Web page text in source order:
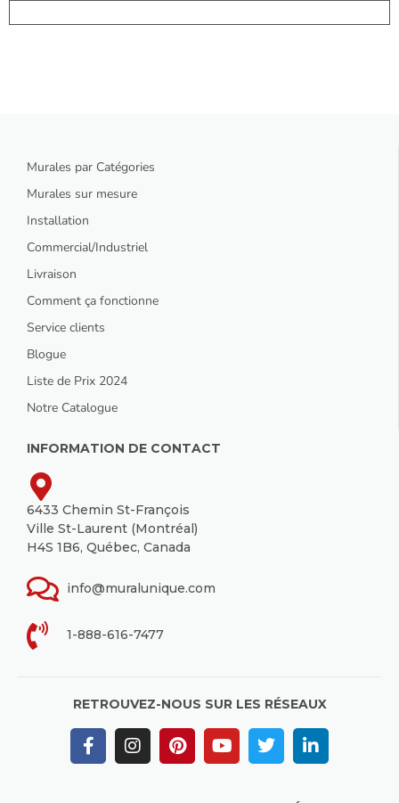
Murales par Catégories
Murales sur mesure
Installation
Commercial/Industriel
Livraison
Comment ça fonctionne
Service clients
Blogue
Liste de Prix 2024
Notre Catalogue
INFORMATION DE CONTACT
6433 Chemin St-François
Ville St-Laurent (Montréal)
H4S 1B6, Québec, Canada
info@muralunique.com
1-888-616-7477
RETROUVEZ-NOUS SUR LES RÉSEAUX